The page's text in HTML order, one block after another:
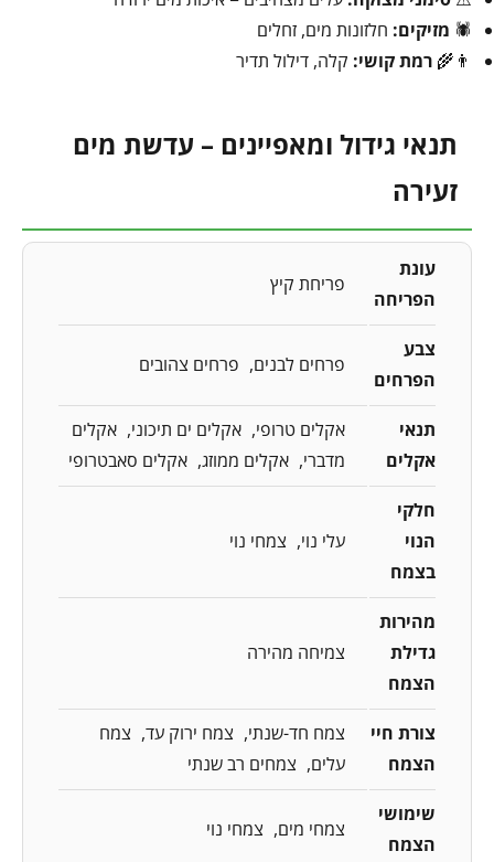
🕷️ מזיקים: חלזונות מים, זחלים
👨‍🌾 רמת קושי: קלה, דילול תדיר
תנאי גידול ומאפיינים – עדשת מים
זעירה
עונת
הפריחה
פריחת קיץ
צבע
הפרחים
פרחים לבנים פרחים צהובים
תנאי
אקלים
אקלים טרופי אקלים ים תיכוני
אקלים
מדברי
אקלים ממוזג אקלים סאבטרופי
חלקי
הנוי
בצמח
עלי נוי צמחי נוי
מהירות
גדילת
הצמח
צמיחה מהירה
צורת חיי
הצמח
צמח חד-שנתי צמח ירוק עד
צמח
עלים
צמחים רב שנתי
שימושי
הצמח
צמחי מים צמחי נוי